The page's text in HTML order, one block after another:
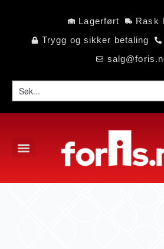
Lagerført
Rask
Trygg og sikker betaling